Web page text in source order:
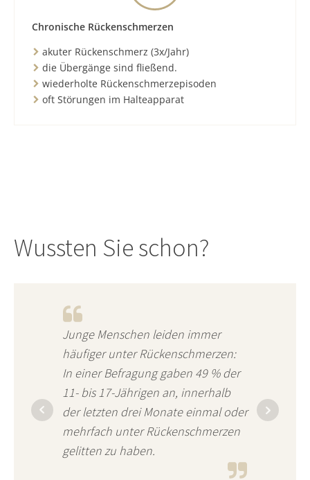
Chronische Rückenschmerzen
akuter Rückenschmerz (3x/Jahr)
die Übergänge sind fließend.
wiederholte Rückenschmerzepisoden
oft Störungen im Halteapparat
Wussten Sie schon?
Junge Menschen leiden immer
häufiger unter Rückenschmerzen:
In einer Befragung gaben 49 % der
11- bis 17-Jährigen an, innerhalb
der letzten drei Monate einmal oder
mehrfach unter Rückenschmerzen
gelitten zu haben.